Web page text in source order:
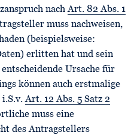
nachArt. 82 Abs. 1
muss nachweisen,
(beispielsweise:
erlitten hat und sein
Ursache für
können auch erstmalige
i.S.v.Art. 12 Abs. 5 Satz 2
muss eine
des Antragstellers